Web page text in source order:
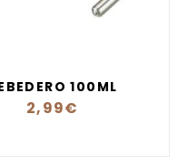
100ML
2,99€